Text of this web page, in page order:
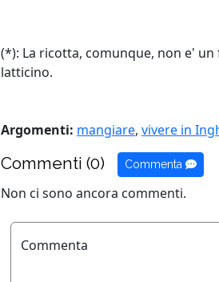
(*): La ricotta, comunque, non e'
latticino.
Argomenti: mangiare, vivere in
Commenti (0) Commenta
Non ci sono ancora commenti.
Commenta